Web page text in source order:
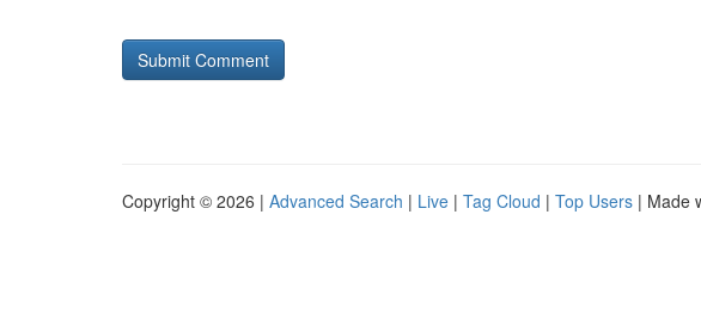
Copyright © 2026 | Advanced Search | Live | Tag Cloud | Top Users | Made